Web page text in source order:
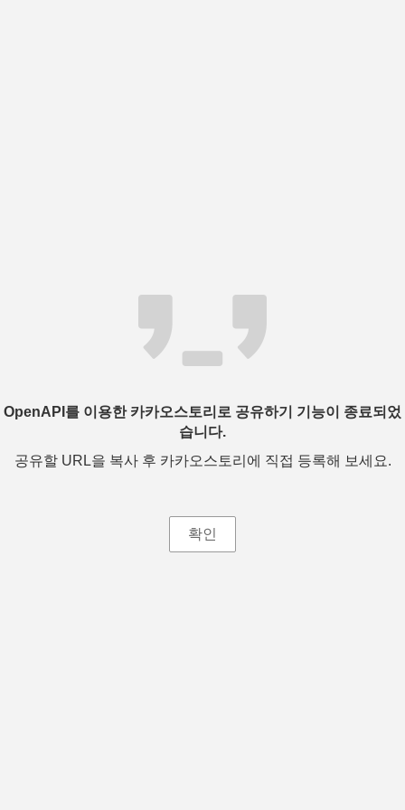
OpenAPI를 이용한 카카오스토리로 공유하기 기능이 종료되었
습니다.
공유할 URL을 복사 후 카카오스토리에 직접 등록해 보세요.
확인